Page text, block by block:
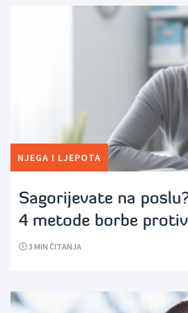
NJEGA I LJEPOTA
Sagorijevate na
4 metode borbe
3 MIN ČITANJA